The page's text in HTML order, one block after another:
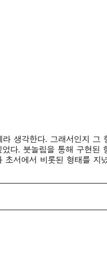
생각한다. 그래서인지 그
다. 붓놀림을 통해 구현된
서에서 비롯된 형태를 지